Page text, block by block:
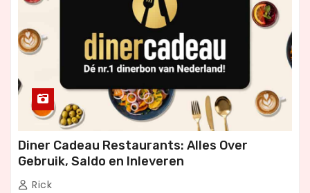
Diner Cadeau Restaurants: Alles Over
Gebruik, Saldo en Inleveren
Rick